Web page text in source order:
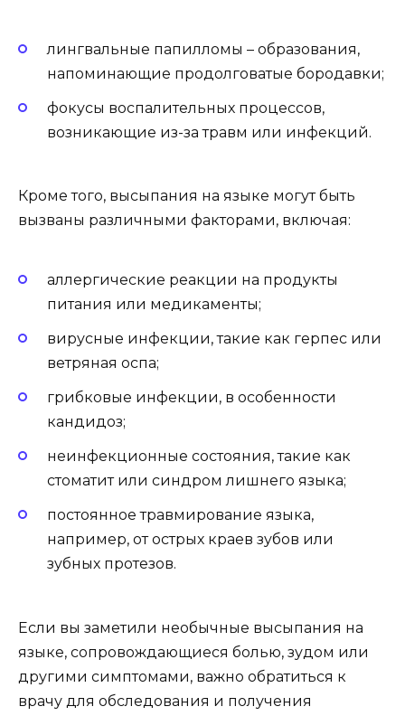
лингвальные папилломы – образования,
напоминающие продолговатые бородавки;
фокусы воспалительных процессов,
возникающие из-за травм или инфекций.
Кроме того, высыпания на языке могут быть
вызваны различными факторами, включая:
аллергические реакции на продукты
питания или медикаменты;
вирусные инфекции, такие как герпес или
ветряная оспа;
грибковые инфекции, в особенности
кандидоз;
неинфекционные состояния, такие как
стоматит или синдром лишнего языка;
постоянное травмирование языка,
например, от острых краев зубов или
зубных протезов.
Если вы заметили необычные высыпания на
языке, сопровождающиеся болью, зудом или
другими симптомами, важно обратиться к
врачу для обследования и получения